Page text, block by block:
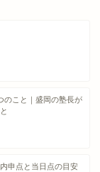
のこと｜盛岡の塾長が
申点と当日点の目安